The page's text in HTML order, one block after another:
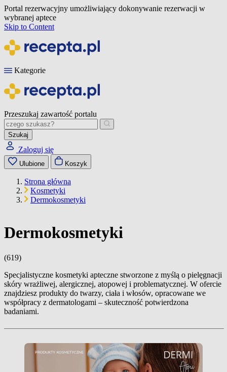
Portal rezerwacyjny umożliwiający dokonywanie rezerwacji w
wybranej aptece
Skip to Content
Kategorie
Przeszukaj zawartość portalu
Szukaj
Zaloguj się
Ulubione Koszyk
Strona główna
Kosmetyki
Dermokosmetyki
Dermokosmetyki
(619)
Specjalistyczne kosmetyki apteczne stworzone z myślą o pielęgnacji
skóry wrażliwej, alergicznej, atopowej i problematycznej. W ofercie
znajdziesz produkty do twarzy, ciała i włosów, opracowane we
współpracy z dermatologami – skuteczność potwierdzona
badaniami.